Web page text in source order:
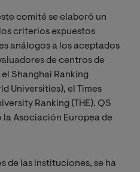
comité se elaboró un
criterios expuestos
análogos a los aceptados
de centros de
Shanghai Ranking
Universities), el Times
Ranking (THE), QS
la Asociación Europea de
de las instituciones, se ha